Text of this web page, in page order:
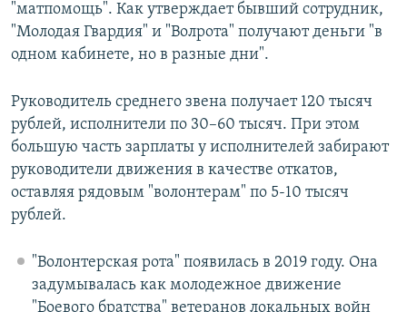
"матпомощь". Как утверждает бывший сотрудник,
"Молодая Гвардия" и "Волрота" получают деньги "в
одном кабинете, но в разные дни".
Руководитель среднего звена получает 120 тысяч
рублей, исполнители по 30–60 тысяч. При этом
большую часть зарплаты у исполнителей забирают
руководители движения в качестве откатов,
оставляя рядовым "волонтерам" по 5-10 тысяч
рублей.
"Волонтерская рота" появилась в 2019 году. Она
задумывалась как молодежное движение
"Боевого братства" ветеранов локальных войн